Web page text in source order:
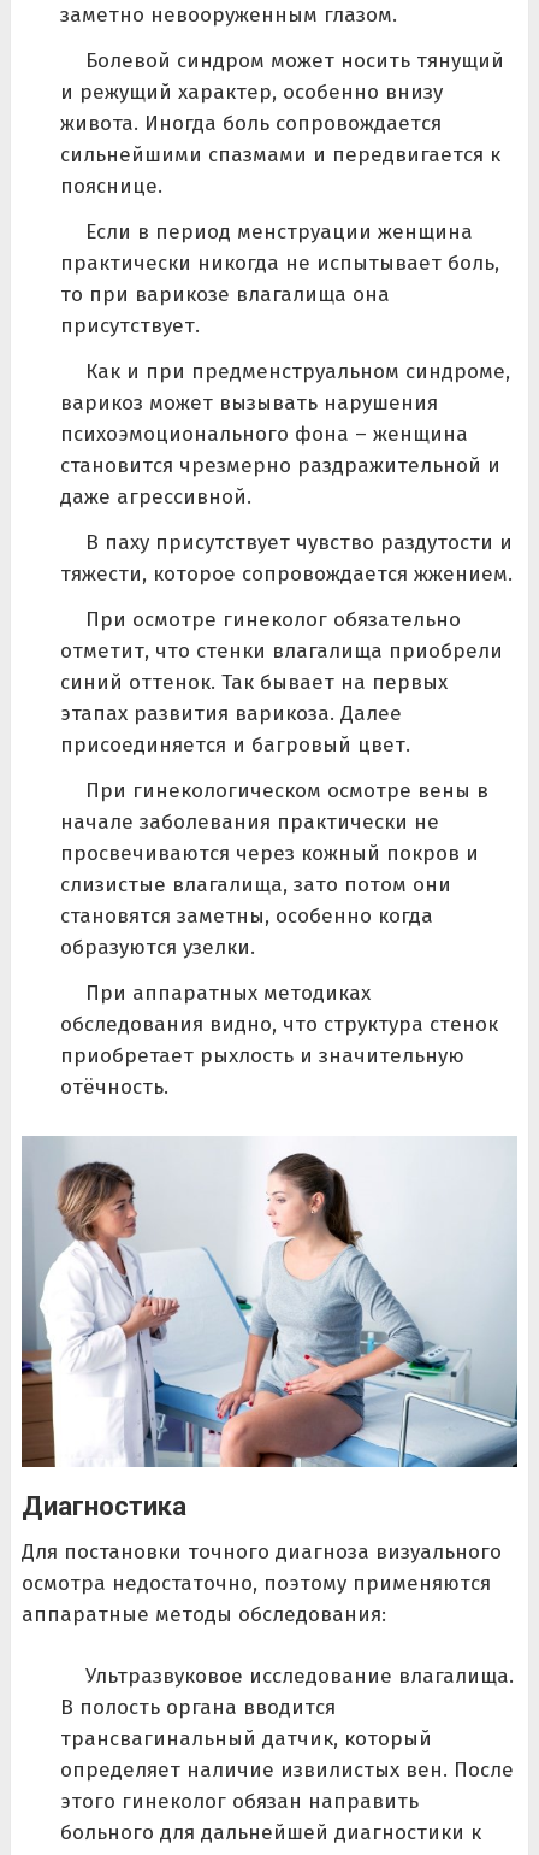
заметно невооруженным глазом.
Болевой синдром может носить тянущий
и режущий характер, особенно внизу
живота. Иногда боль сопровождается
сильнейшими спазмами и передвигается к
пояснице.
Если в период менструации женщина
практически никогда не испытывает боль,
то при варикозе влагалища она
присутствует.
Как и при предменструальном синдроме,
варикоз может вызывать нарушения
психоэмоционального фона – женщина
становится чрезмерно раздражительной и
даже агрессивной.
В паху присутствует чувство раздутости и
тяжести, которое сопровождается жжением.
При осмотре гинеколог обязательно
отметит, что стенки влагалища приобрели
синий оттенок. Так бывает на первых
этапах развития варикоза. Далее
присоединяется и багровый цвет.
При гинекологическом осмотре вены в
начале заболевания практически не
просвечиваются через кожный покров и
слизистые влагалища, зато потом они
становятся заметны, особенно когда
образуются узелки.
При аппаратных методиках
обследования видно, что структура стенок
приобретает рыхлость и значительную
отёчность.
Диагностика
Для постановки точного диагноза визуального
осмотра недостаточно, поэтому применяются
аппаратные методы обследования:
Ультразвуковое исследование влагалища.
В полость органа вводится
трансвагинальный датчик, который
определяет наличие извилистых вен. После
этого гинеколог обязан направить
больного для дальнейшей диагностики к